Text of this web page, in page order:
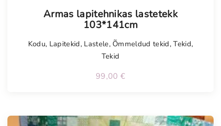
Armas lapitehnikas lastetekk
103*141cm
Kodu, Lapitekid, Lastele, Õmmeldud tekid,Tekid,
Tekid
99,00 €